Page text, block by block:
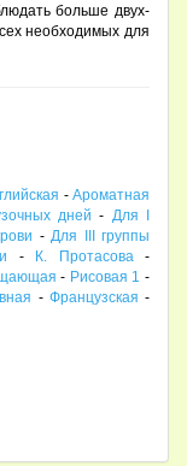
больше двух-
необходимых для
-Ароматная
дней - Для I
- Для III группы
- К. Протасова-
- Рисовая 1 -
- Французская -